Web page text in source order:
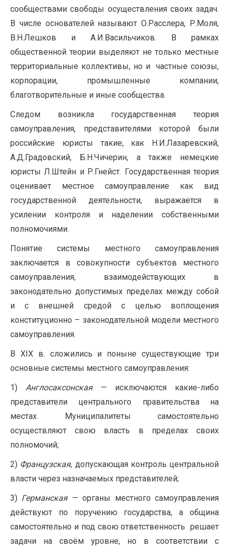
сообществами свободы осуществления своих задач.
В числе основателей называют О.Расслера, Р.Моля,
В.Н.Лешков и А.И.Васильчиков. В рамках
общественной теории выделяют не только местные
территориальные коллективы, но и частные союзы,
корпорации, промышленные компании,
благотворительные и иные сообщества.
Следом возникла государственная теория
самоуправления, представителями которой были
российские юристы такие, как Н.И.Лазаревский,
А.Д.Градовский, Б.Н.Чичерин, а также немецкие
юристы Л.Штейн и Р.Гнейст. Государственная теория
оценивает местное самоуправление как вид
государственной деятельности, выражается в
усилении контроля и наделении собственными
полномочиями.
Понятие системы местного самоуправления
заключается в совокупности субъектов местного
самоуправления, взаимодействующих в
законодательно допустимых пределах между собой
и с внешней средой с целью воплощения
конституционно – законодательной модели местного
самоуправления.
В XIX в. сложились и поныне существующие три
основные системы местного самоуправления:
1) Англосаксонская — исключаются какие-либо
представители центрального правительства на
местах. Муниципалитеты самостоятельно
осуществляют свою власть в пределах своих
полномочий;
2) Французская, допускающая контроль центральной
власти через назначаемых представителей;
3) Германская — органы местного самоуправления
действуют по поручению государства, а община
самостоятельно и под свою ответственность решает
задачи на своём уровне, но в соответствии с